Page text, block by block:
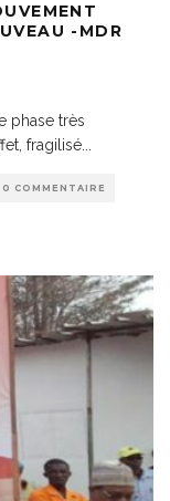
-MDR
phase très
fragilisé...
0 COMMENTAIRE